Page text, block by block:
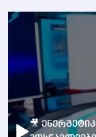
🎥